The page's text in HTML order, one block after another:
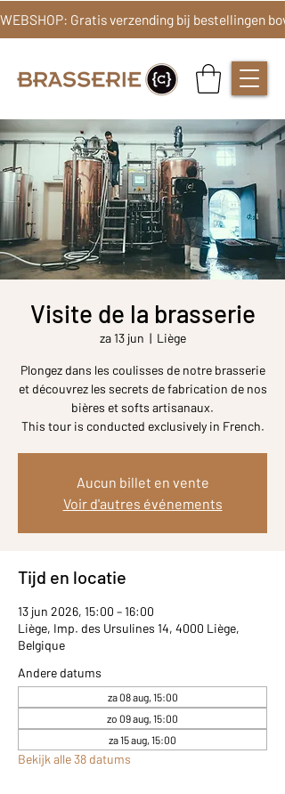
Visite de la brasserie
za 13 jun
  |
Liège
Plongez dans les coulisses de notre brasserie
et découvrez les secrets de fabrication de nos
bières et softs artisanaux.
Aucun billet en vente
Voir d'autres événements
Tijd en locatie
13 jun 2026, 15:00 – 16:00
Liège, Imp. des Ursulines 14, 4000 Liège,
Belgique
Andere datums
za 08 aug, 15:00
zo 09 aug, 15:00
za 15 aug, 15:00
Bekijk alle 38 datums